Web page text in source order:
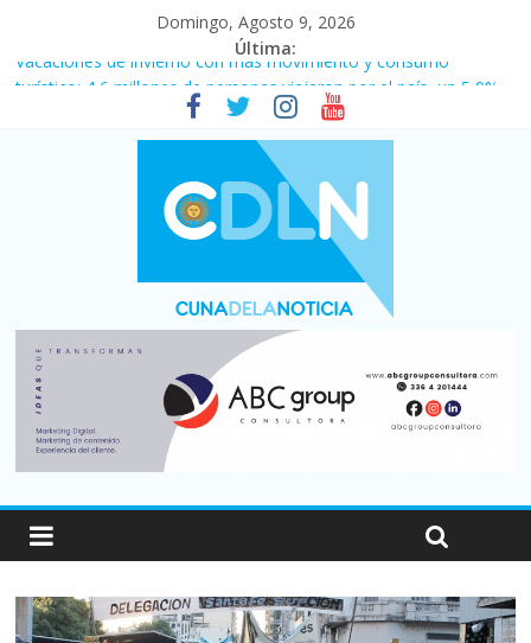
Domingo, Agosto 9, 2026
Última:
Vacaciones de invierno con más movimiento y consumo
turístico: 4,6 millones de personas viajaron por el país, un 5,9%
Fuerte caída de la venta de autos usados en julio: bajó un 12,6%
El agro argentino logró un récord histórico de exportaciones en
el primer semestre de 2026
La morosidad alcanzó su nivel más alto en dos décadas y ya
afecta a 400 mil deudores en Santa Fe
Desde que asumió Milei cerraron 41.000 kioscos: el sector
denuncia crisis como en 2001